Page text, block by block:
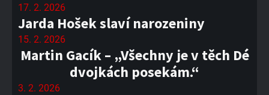
17. 2. 2026
Jarda Hošek slaví narozeniny
15. 2. 2026
Martin Gacík – „Všechny je v těch Dé
dvojkách posekám.“
3. 2. 2026